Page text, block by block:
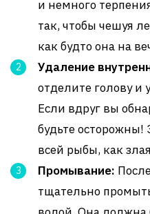
и немного
так, чтобы чешуя
как будто она на
Удаление
отделите голову и
Если вдруг вы
будьте осторожны!
всей рыбы, как
Промывание:
тщательно